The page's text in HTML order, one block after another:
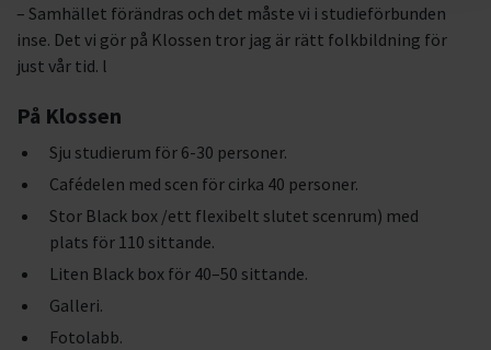
– Samhället förändras och det måste vi i studieförbunden
inse. Det vi gör på Klossen tror jag är rätt folkbildning för
just vår tid. l
På Klossen
Sju studierum för 6-30 personer.
Cafédelen med scen för cirka 40 personer.
Stor Black box /ett flexibelt slutet scenrum) med
plats för 110 sittande.
Liten Black box för 40–50 sittande.
Galleri.
Fotolabb.